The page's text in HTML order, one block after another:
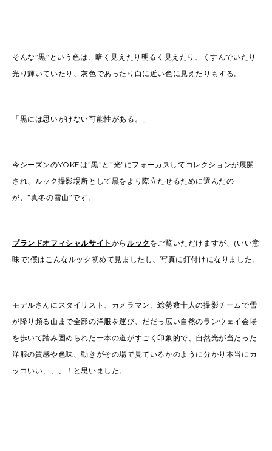
そんな”黒”という色は、暗く見えたり明るく見えたり、くすんでいたり
光り輝いていたり、灰色であったり白に近い色に見えたりもする。
「黒には思いがけない可能性がある。」
今シーズンのYOKEは”黒”と”光”にフォーカスしてコレクションが展開
され、ルック撮影場所として黒をより際立たせるために選んだの
が、”真冬の雪山”です。
ブランドオフィシャルサイト からルック をご覧いただけますが、(いい意
味で)僕はこんなルック初めて見ましたし、写真に釘付けになりました。
モデルさんにスタイリスト、カメラマン、総勢数十人の撮影チームで雪
が降り頻る山まで全部の洋服を運び、だだっ広い自然のランウェイ会場
を歩いて踏み固められた一本の道がすごく印象的で、自然光が当たった
洋服の質感や色味、動きがその場で見ているかのように分かり本当にカ
ッコいい、、、！と思いました。